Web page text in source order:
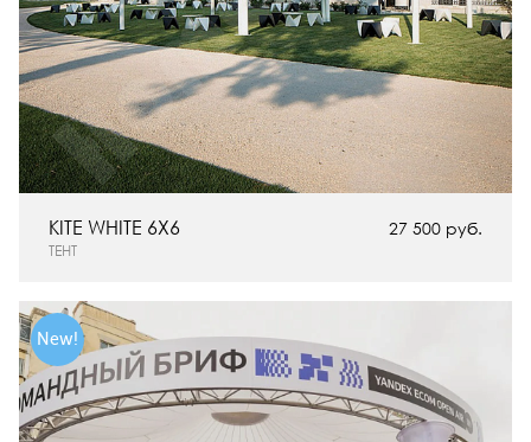
27 500 руб.
ТЕНТ
KITE WHITE 6X6
New!